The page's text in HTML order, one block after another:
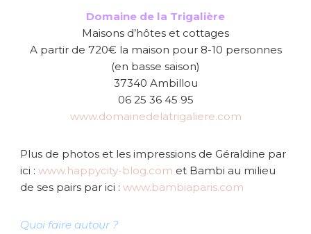
Domaine de la Trigalière
Maisons d’hôtes et cottages
A partir de 720€ la maison pour 8-10 personnes
(en basse saison)
37340 Ambillou
06 25 36 45 95
www.domainedelatrigaliere.com
Plus de photos et les impressions de Géraldine par
ici : www.happycity-blog.com et Bambi au milieu
de ses pairs par ici : www.bambiaparis.com
Quoi faire autour ?